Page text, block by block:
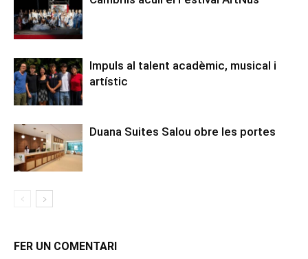
Impuls al talent acadèmic, musical i
artístic
Duana Suites Salou obre les portes
FER UN COMENTARI